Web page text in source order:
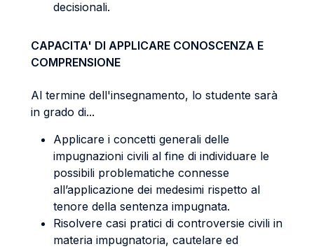
decisionali.
CAPACITA' DI APPLICARE CONOSCENZA E
COMPRENSIONE
Al termine dell'insegnamento, lo studente sarà
in grado di...
Applicare i concetti generali delle
impugnazioni civili al fine di individuare le
possibili problematiche connesse
all’applicazione dei medesimi rispetto al
tenore della sentenza impugnata.
Risolvere casi pratici di controversie civili in
materia impugnatoria, cautelare ed